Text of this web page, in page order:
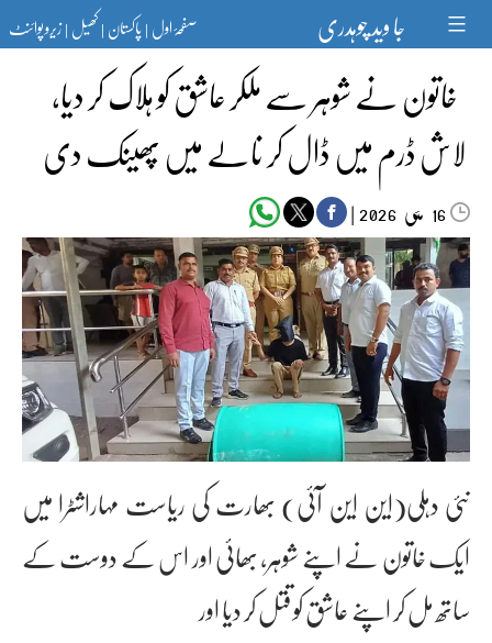
content جا وید چوہدری صفحۂ اول|پاکستان|کھیل|زیرو پوائنٹ
خاتون نے شوہر سے ملکر عاشق کو ہلاک کر دیا،
لاش ڈرم میں ڈال کر نالے میں پھینک دی
16 مئی‬‮ |
نئی دہلی(این این آئی) بھارت کی ریاست مہاراشٹرا میں
ایک خاتون نے اپنے شوہر، بھائی اور اس کے دوست کے
ساتھ مل کر اپنے عاشق کو قتل کر دیا اور